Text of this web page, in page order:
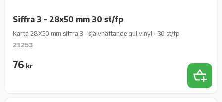
Siffra 3 - 28x50 mm 30 st/fp
Karta 28X50 mm siffra 3 - självhäftande gul vinyl - 30 st/fp
21253
76 kr